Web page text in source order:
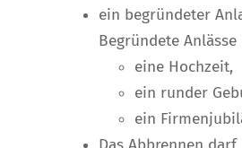
ein begründeter
Begründete
eine Hochzeit,
ein runder
ein